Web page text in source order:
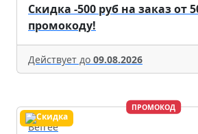
Скидка -500 руб на заказ от
промокоду!
Действует до 09.08.2026
ПРОМОКОД
Befree